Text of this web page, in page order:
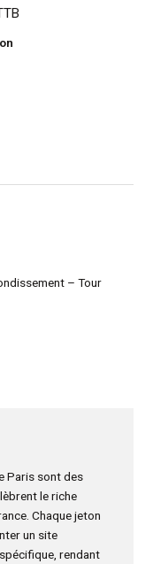
– Tour
Paris sont des
le riche
Chaque jeton
un site
rendant